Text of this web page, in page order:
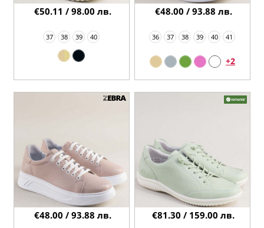
37 38 39 40
€50.11 / 98.00 лв.
36 37 38 39 40 41
+2
€48.00 / 93.88 лв.
€48.00 / 93.88 лв. €81.30 / 159.00 лв.